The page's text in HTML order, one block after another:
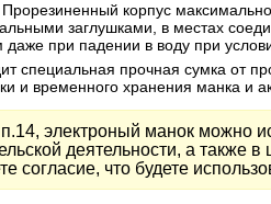
Прорезиненный корпус
заглушками, в местах
при падении в воду при
специальная прочная сумка от
и временного хранения манка и
электроный манок можно
деятельности, а также
согласие, что будете